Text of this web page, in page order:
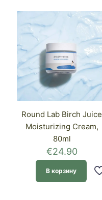
Round Lab Birch Juice
Moisturizing Cream,
80ml
€24.90
В корзину